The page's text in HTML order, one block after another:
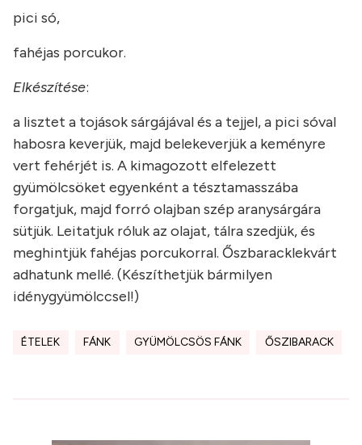
pici só,
fahéjas porcukor.
Elkészítése:
a lisztet a tojások sárgájával és a tejjel, a pici sóval
habosra keverjük, majd belekeverjük a keményre
vert fehérjét is. A kimagozott elfelezett
gyümölcsöket egyenként a tésztamasszába
forgatjuk, majd forró olajban szép aranysárgára
sütjük. Leitatjuk róluk az olajat, tálra szedjük, és
meghintjük fahéjas porcukorral. Őszbaracklekvárt
adhatunk mellé. (Készíthetjük bármilyen
idénygyümölccsel!)
ÉTELEK FÁNK GYÜMÖLCSÖS FÁNK ŐSZIBARACK